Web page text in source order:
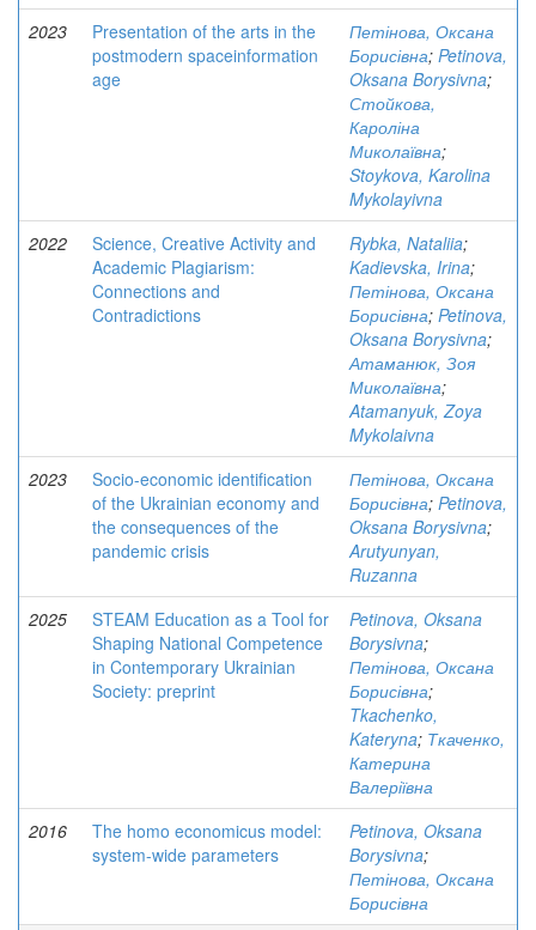
2023
Presentation of the arts in the
postmodern spaceinformation
age
Петінова, Оксана
Борисівна; Petinova,
Oksana Borysivna;
Стойкова,
Кароліна
Миколаївна;
Stoykova, Karolina
Mykolayivna
2022
Science, Creative Activity and
Academic Plagiarism:
Connections and
Contradictions
Rybka, Nataliia;
Kadievska, Irina;
Петінова, Оксана
Борисівна; Petinova,
Oksana Borysivna;
Атаманюк, Зоя
Миколаївна;
Atamanyuk, Zoya
Mykolaivna
2023
Socio-economic identification
of the Ukrainian economy and
the consequences of the
pandemic crisis
Петінова, Оксана
Борисівна; Petinova,
Oksana Borysivna;
Arutyunyan,
Ruzanna
2025
STEAM Education as a Tool for
Shaping National Competence
in Contemporary Ukrainian
Society: preprint
Petinova, Oksana
Borysivna;
Петінова, Оксана
Борисівна;
Tkachenko,
Kateryna; Ткаченко,
Катерина
Валеріївна
2016
The homo economicus model:
system-wide parameters
Petinova, Oksana
Borysivna;
Петінова, Оксана
Борисівна